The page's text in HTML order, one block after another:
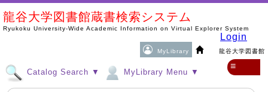
龍谷大学図書館蔵書検索システム
Ryukoku University-Wide Academic Information on Virtual Explorer System
MyLibrary 龍谷大学図書館
Login
Catalog Search ▼ MyLibrary Menu ▼
≡